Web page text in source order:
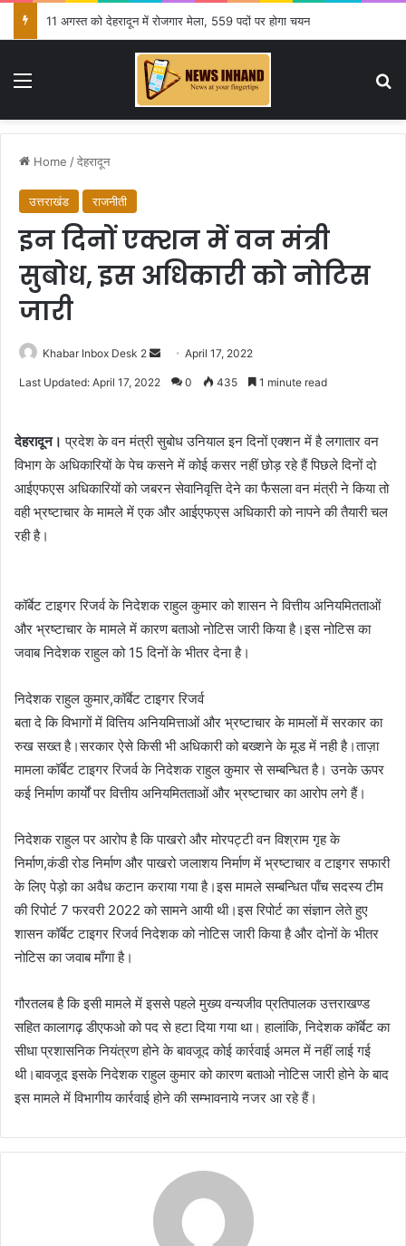
11 अगस्त को देहरादून में रोजगार मेला, 559 पदों पर होगा चयन
Menu
Home /देहरादून
उत्तराखंड राजनीती
इन दिनों एक्शन में वन मंत्री
सुबोध, इस अधिकारी को नोटिस
जारी
Khabar Inbox Desk 2
SendApril 17, 2022
Last Updated: April 17, 2022 0 435 1 minute read
देहरादून। प्रदेश के वन मंत्री सुबोध उनियाल इन दिनों एक्शन में है लगातार वन
विभाग के अधिकारियों के पेच कसने में कोई कसर नहीं छोड़ रहे हैं पिछले दिनों दो
आईएफएस अधिकारियों को जबरन सेवानिवृत्ति देने का फैसला वन मंत्री ने किया तो
वही भ्रष्टाचार के मामले में एक और आईएफएस अधिकारी को नापने की तैयारी चल
रही है।
कॉर्बेट टाइगर रिजर्व के निदेशक राहुल कुमार को शासन ने वित्तीय अनियमितताओं
और भ्रष्टाचार के मामले में कारण बताओ नोटिस जारी किया है।इस नोटिस का
जवाब निदेशक राहुल को 15 दिनों के भीतर देना है।
निदेशक राहुल कुमार,कॉर्बेट टाइगर रिजर्व
बता दे कि विभागों में वित्तिय अनियमित्ताओं और भ्रष्टाचार के मामलों में सरकार का
रुख सख्त है।सरकार ऐसे किसी भी अधिकारी को बख्शने के मूड में नही है।ताज़ा
मामला कॉर्बेट टाइगर रिजर्व के निदेशक राहुल कुमार से सम्बन्धित है। उनके ऊपर
कई निर्माण कार्यों पर वित्तीय अनियमितताओं और भ्रष्टाचार का आरोप लगे हैं।
निदेशक राहुल पर आरोप है कि पाखरो और मोरपट्टी वन विश्राम गृह के
निर्माण,कंडी रोड निर्माण और पाखरो जलाशय निर्माण में भ्रष्टाचार व टाइगर सफारी
के लिए पेड़ो का अवैध कटान कराया गया है।इस मामले सम्बन्धित पाँच सदस्य टीम
की रिपोर्ट 7 फरवरी 2022 को सामने आयी थी।इस रिपोर्ट का संज्ञान लेते हुए
शासन कॉर्बेट टाइगर रिजर्व निदेशक को नोटिस जारी किया है और दोनों के भीतर
नोटिस का जवाब माँगा है।
गौरतलब है कि इसी मामले में इससे पहले मुख्य वन्यजीव प्रतिपालक उत्तराखण्ड
सहित कालागढ़ डीएफओ को पद से हटा दिया गया था। हालांकि, निदेशक कॉर्बेट का
सीधा प्रशासनिक नियंत्रण होने के बावजूद कोई कार्रवाई अमल में नहीं लाई गई
थी।बावजूद इसके निदेशक राहुल कुमार को कारण बताओ नोटिस जारी होने के बाद
इस मामले में विभागीय कार्रवाई होने की सम्भावनाये नजर आ रहे हैं।